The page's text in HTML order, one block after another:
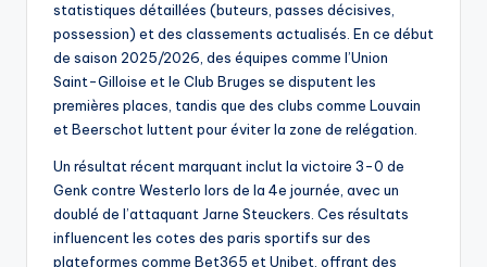
statistiques détaillées (buteurs, passes décisives,
possession) et des classements actualisés. En ce début
de saison 2025/2026, des équipes comme l’Union
Saint-Gilloise et le Club Bruges se disputent les
premières places, tandis que des clubs comme Louvain
et Beerschot luttent pour éviter la zone de relégation.
Un résultat récent marquant inclut la victoire 3-0 de
Genk contre Westerlo lors de la 4e journée, avec un
doublé de l’attaquant Jarne Steuckers. Ces résultats
influencent les cotes des paris sportifs sur des
plateformes comme Bet365 et Unibet, offrant des